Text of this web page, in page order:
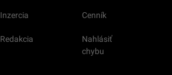
Inzercia Cenník
Redakcia
Nahlásiť
chybu